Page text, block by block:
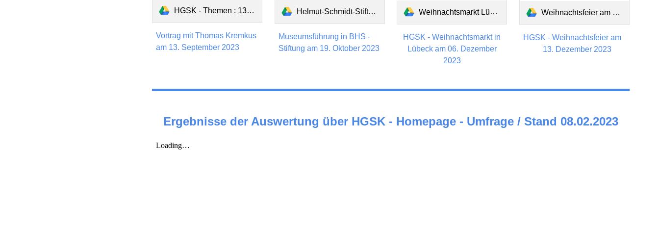
HGSK - Themen : 13.09.2023.pdf
Vortrag mit Thomas Kremkus
am 13. September 2023
Helmut-Schmidt-Stiftung.pdf
Museumsführung in BHS -
Stiftung am 19. Oktober 2023
Weihnachtsmarkt Lübeck 6.12.2023.pdf
HGSK - Weihnachtsmarkt in
Lübeck am 06. Dezember
2023
Weihnachtsfeier am 13. Dezember 2023.pdf
HGSK - Weihnachtsfeier am
13. Dezember 2023
Ergebnisse der Auswertung über HGSK - Homepage - Umfrage / Stand 08.02.2023